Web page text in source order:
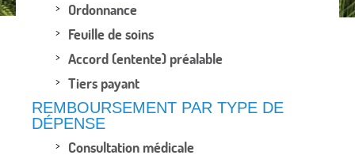
Ordonnance
Feuille de soins
Accord (entente) préalable
Tiers payant
REMBOURSEMENT PAR TYPE DE
DÉPENSE
Consultation médicale